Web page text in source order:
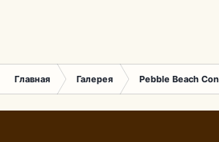
Главная Галерея Pebble Beach